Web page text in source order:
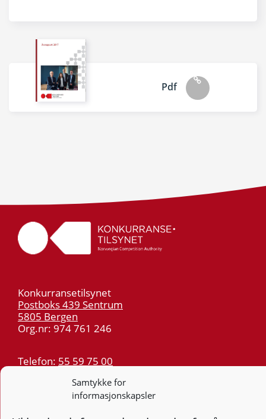
Samtykke for
informasjonskapsler
Pdf
Konkurransetilsynet
Postboks 439 Sentrum
5805 Bergen
Org.nr: 974 761 246
Telefon: 55 59 75 00
Nyhetsvarsel >>